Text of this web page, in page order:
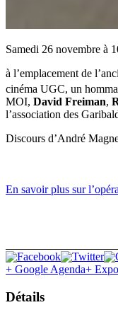
Samedi 26 novembre à
à l’emplacement de
cinéma UGC, un
MOI, David Freiman,
l’association des
Discours d’André
En savoir plus sur
+ Google Agenda+
Détails